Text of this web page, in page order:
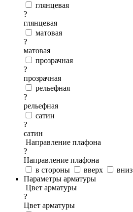
глянцевая
?
глянцевая
матовая
?
матовая
прозрачная
?
прозрачная
рельефная
?
рельефная
сатин
?
сатин
Направление плафона
?
Направление плафона
в стороны
вверх вниз
Параметры арматуры
Цвет арматуры
?
Цвет арматуры